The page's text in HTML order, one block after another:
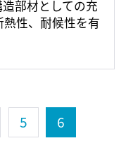
部材としての充
性、耐候性を有
5 6